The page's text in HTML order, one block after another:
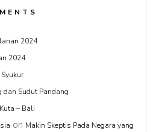
2024
2024
dan Sudut Pandang
– Bali
on Makin Skeptis Pada Negara yang